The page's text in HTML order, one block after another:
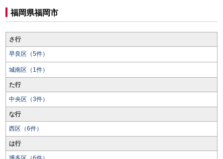
福岡県福岡市
さ行
早良区（5件）
城南区（1件）
た行
中央区（3件）
な行
西区（6件）
は行